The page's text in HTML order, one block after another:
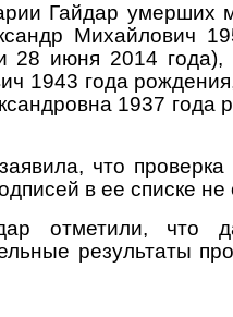
Гайдар умерших
Михайлович
28 июня 2014
1943 года
1937 года
что
в ее списке
отметили, что
результаты